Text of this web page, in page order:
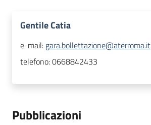
Gentile Catia
e-mail: gara.bollettazione@aterroma.it
telefono:0668842433
Pubblicazioni